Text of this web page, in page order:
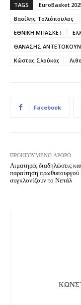
TAGS EuroBasket
Βασίλης Τολιόπουλος
ΕΘΝΙΚΗ ΜΠΑΣΚΕΤ
ΘΑΝΑΣΗΣ
Κώστας Σλούκας
Facebook
ΠΡΟΗΓΟΎΜΕΝΟ ΆΡΘΡΟ
Αιματηρές διαδηλώσεις και
παραίτηση πρωθυπουργού
συγκλονίζουν το Νεπάλ